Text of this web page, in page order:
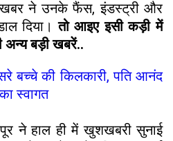
ने उनके फैंस, इंडस्ट्री और
दिया।तो आइए इसी कड़ी में
अन्य बड़ी खबरें..
बच्चे की किलकारी, पति आनंद
स्वागत
ने हाल ही में खुशखबरी सुनाई